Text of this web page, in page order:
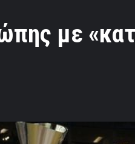
με